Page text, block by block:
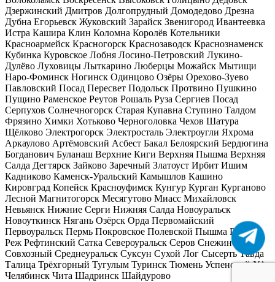
Дзержинский Дмитров Долгопрудный Домодедово Дрезна
Дубна Егорьевск Жуковский Зарайск Звенигород Ивантеевка
Истра Кашира Клин Коломна Королёв Котельники
Красноармейск Красногорск Краснозаводск Краснознаменск
Кубинка Куровское Лобня Лосино-Петровский Лукино-
Дулёво Луховицы Лыткарино Люберцы Можайск Мытищи
Наро-Фоминск Ногинск Одинцово Озёры Орехово-Зуево
Павловский Посад Пересвет Подольск Протвино Пушкино
Пущино Раменское Реутов Рошаль Руза Сергиев Посад
Серпухов Солнечногорск Старая Купавна Ступино Талдом
Фрязино Химки Хотьково Черноголовка Чехов Шатура
Щёлково Электрогорск Электросталь Электроугли Яхрома
Аркаулово Артёмовский Асбест Бакал Белоярский Бердюгина
Богданович Буланаш Верхние Киги Верхняя Пышма Верхняя
Салда Дегтярск Зайково Заречный Златоуст Ирбит Ишим
Кадниково Каменск-Уральский Камышлов Кашино
Кировград Копейск Красноуфимск Кунгур Курган Курганово
Лесной Магнитогорск Месягутово Миасс Михайловск
Невьянск Нижние Серги Нижняя Салда Новоуральск
Новоуткинск Нягань Озёрск Орда Первомайский
Первоуральск Пермь Покровское Полевской Пышма Ревда
Реж Рефтинский Сатка Североуральск Серов Снежинск
Совхозный Среднеуральск Суксун Сухой Лог СысертьТавда
Талица Трёхгорный Тугулым Туринск Тюмень УспенскийУфа
Челябинск Чита Шадринск Шайдурово